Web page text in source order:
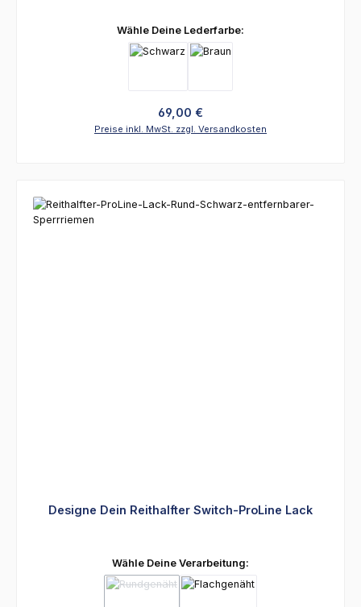
Wähle Deine Lederfarbe:
Regulärer Preis:
69,00 €
Preise inkl. MwSt. zzgl. Versandkosten
Designe Dein Reithalfter Switch-ProLine Lack
Wähle Deine Verarbeitung: